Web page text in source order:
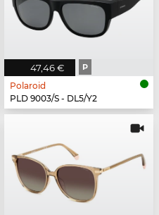
47,46 € P
Polaroid
PLD 9003/S - DL5/Y2